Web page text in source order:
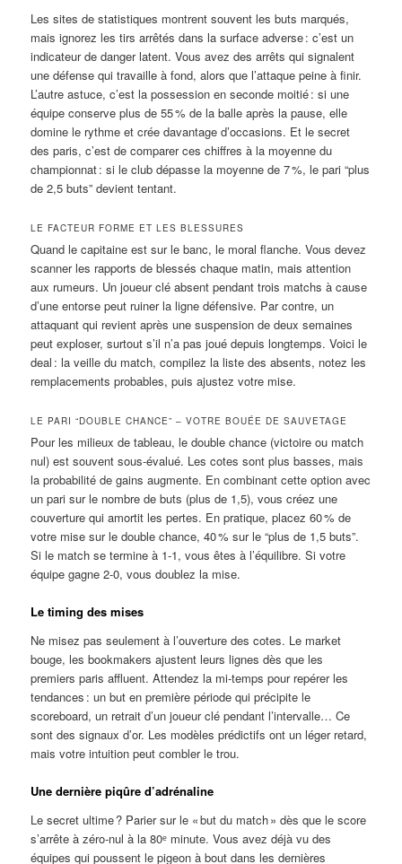
Les sites de statistiques montrent souvent les buts marqués,
mais ignorez les tirs arrêtés dans la surface adverse : c’est un
indicateur de danger latent. Vous avez des arrêts qui signalent
une défense qui travaille à fond, alors que l’attaque peine à finir.
L’autre astuce, c’est la possession en seconde moitié : si une
équipe conserve plus de 55 % de la balle après la pause, elle
domine le rythme et crée davantage d’occasions. Et le secret
des paris, c’est de comparer ces chiffres à la moyenne du
championnat : si le club dépasse la moyenne de 7 %, le pari “plus
de 2,5 buts” devient tentant.
LE FACTEUR FORME ET LES BLESSURES
Quand le capitaine est sur le banc, le moral flanche. Vous devez
scanner les rapports de blessés chaque matin, mais attention
aux rumeurs. Un joueur clé absent pendant trois matchs à cause
d’une entorse peut ruiner la ligne défensive. Par contre, un
attaquant qui revient après une suspension de deux semaines
peut exploser, surtout s’il n’a pas joué depuis longtemps. Voici le
deal : la veille du match, compilez la liste des absents, notez les
remplacements probables, puis ajustez votre mise.
LE PARI “DOUBLE CHANCE” – VOTRE BOUÉE DE SAUVETAGE
Pour les milieux de tableau, le double chance (victoire ou match
nul) est souvent sous-évalué. Les cotes sont plus basses, mais
la probabilité de gains augmente. En combinant cette option avec
un pari sur le nombre de buts (plus de 1,5), vous créez une
couverture qui amortit les pertes. En pratique, placez 60 % de
votre mise sur le double chance, 40 % sur le “plus de 1,5 buts”.
Si le match se termine à 1‑1, vous êtes à l’équilibre. Si votre
équipe gagne 2‑0, vous doublez la mise.
Le timing des mises
Ne misez pas seulement à l’ouverture des cotes. Le market
bouge, les bookmakers ajustent leurs lignes dès que les
premiers paris affluent. Attendez la mi-temps pour repérer les
tendances : un but en première période qui précipite le
scoreboard, un retrait d’un joueur clé pendant l’intervalle… Ce
sont des signaux d’or. Les modèles prédictifs ont un léger retard,
mais votre intuition peut combler le trou.
Une dernière piqûre d’adrénaline
Le secret ultime ? Parier sur le « but du match » dès que le score
s’arrête à zéro‑nul à la 80ᵉ minute. Vous avez déjà vu des
équipes qui poussent le pigeon à bout dans les dernières